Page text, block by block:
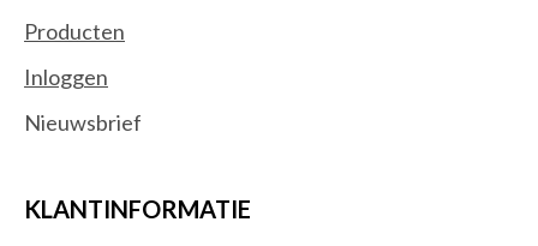
Producten
Inloggen
Nieuwsbrief
KLANTINFORMATIE